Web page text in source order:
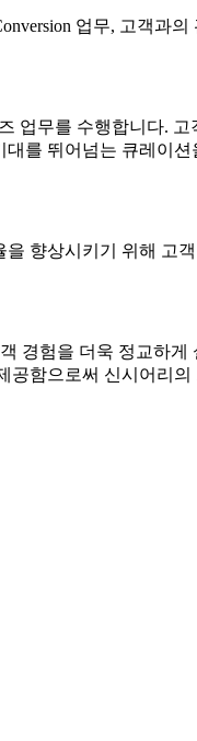
업무, 고객과의
업무를 수행합니다.
를 뛰어넘는 큐레이션
을 향상시키기 위해 고
경험을 더욱 정교하게
함으로써 신시어리